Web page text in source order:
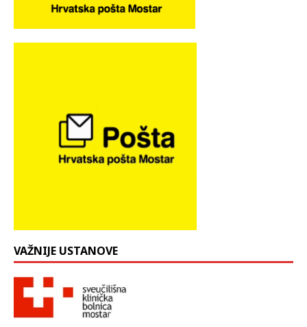
VAŽNIJE USTANOVE